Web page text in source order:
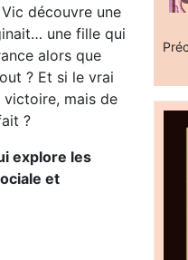
découvre une
une fille qui
alors que
? Et si le vrai
victoire, mais de
?
explore les
et